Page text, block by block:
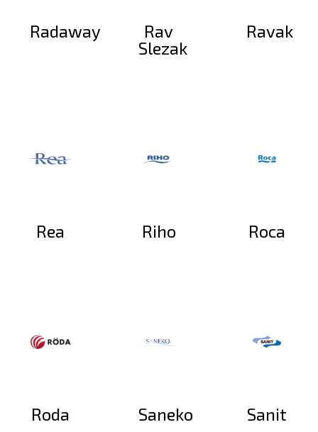
Radaway
Rav
Slezak
Ravak
Rea Riho Roca
Roda Saneko Sanit